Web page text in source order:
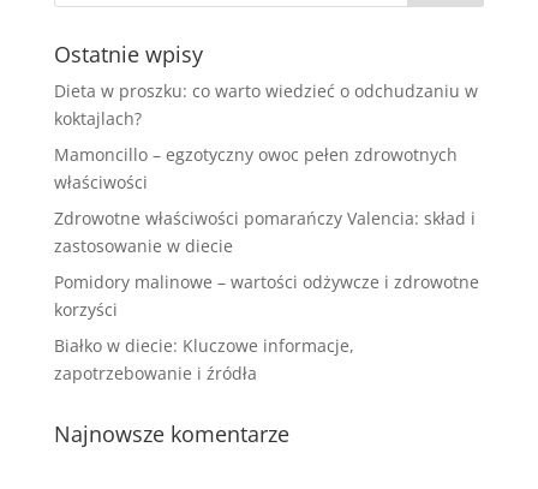
Ostatnie wpisy
Dieta w proszku: co warto wiedzieć o odchudzaniu w
koktajlach?
Mamoncillo – egzotyczny owoc pełen zdrowotnych
właściwości
Zdrowotne właściwości pomarańczy Valencia: skład i
zastosowanie w diecie
Pomidory malinowe – wartości odżywcze i zdrowotne
korzyści
Białko w diecie: Kluczowe informacje,
zapotrzebowanie i źródła
Najnowsze komentarze